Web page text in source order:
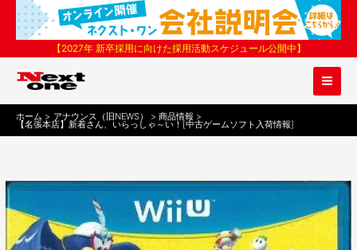
ス
【2027年 新卒採用に向けた採用活動スケジュール公開中】
ホーム アナウンス（旧NEWS） 商品情報
【名張本店】新着さん、いらっしゃ～い！[中古ゲームソフト入荷情報]